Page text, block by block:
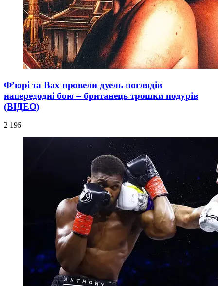
Ф’юрі та Вах провели дуель поглядів
напередодні бою – британець трошки подурів
(ВІДЕО)
2 196